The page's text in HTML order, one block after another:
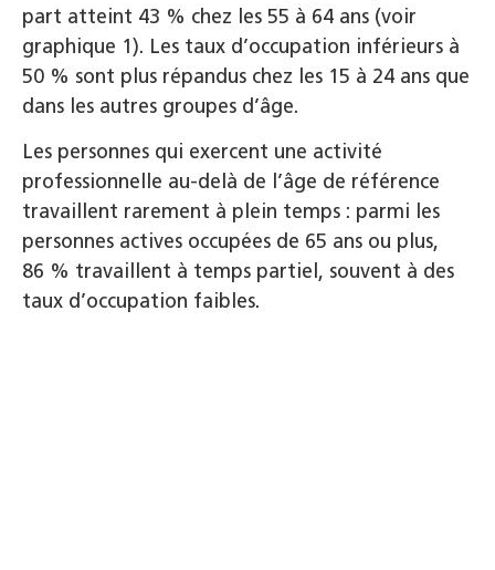
part atteint 43 % chez les 55 à 64 ans (voir
graphique 1). Les taux d’occupation inférieurs à
50 % sont plus répandus chez les 15 à 24 ans que
dans les autres groupes d’âge.
Les personnes qui exercent une activité
professionnelle au-delà de l’âge de référence
travaillent rarement à plein temps : parmi les
personnes actives occupées de 65 ans ou plus,
86 % travaillent à temps partiel, souvent à des
taux d’occupation faibles.